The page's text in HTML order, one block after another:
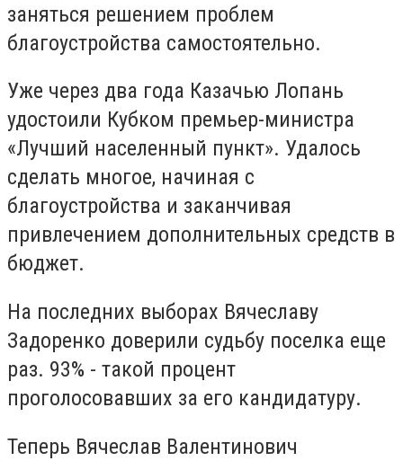
заняться решением проблем
благоустройства самостоятельно.
Уже через два года Казачью Лопань
удостоили Кубком премьер-министра
«Лучший населенный пункт». Удалось
сделать многое, начиная с
благоустройства и заканчивая
привлечением дополнительных средств в
бюджет.
На последних выборах Вячеславу
Задоренко доверили судьбу поселка еще
раз. 93% - такой процент
проголосовавших за его кандидатуру.
Теперь Вячеслав Валентинович